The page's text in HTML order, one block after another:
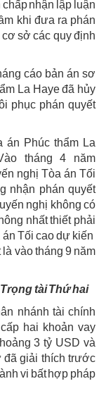
chấp nhận lập luận
khi đưa ra phán
sở các quy định
cáo bản án sơ
La Haye đã hủy
phục phán quyết
án Phúc thẩm La
tháng 4 năm
nghị Tòa án Tối
nhận phán quyết
nghị không có
nhất thiết phải
Tối cao dự kiến
vào tháng 9 năm
tài Thứ hai
nhánh tài chính
hai khoản vay
3 tỷ USD và
đã giải thích trước
vi bất hợp pháp